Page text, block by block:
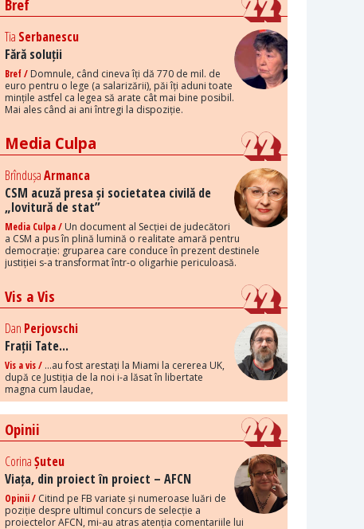
Bref
Tia Serbanescu
Fără soluții
Bref / Domnule, când cineva îți dă 770 de mil. de
euro pentru o lege (a salarizării), păi îți aduni toate
mințile astfel ca legea să arate cât mai bine posibil.
Mai ales când ai ani întregi la dispoziție.
Media Culpa
BrîndușaArmanca
CSM acuză presa și societatea civilă de
„lovitură de stat”
Media Culpa / Un document al Secției de judecători
a CSM a pus în plină lumină o realitate amară pentru
democrație: gruparea care conduce în prezent destinele
justiției s-a transformat într-o oligarhie periculoasă.
Vis a Vis
Dan Perjovschi
Frații Tate...
Vis a vis / ...au fost arestați la Miami la cererea UK,
după ce Justiția de la noi i-a lăsat în libertate
magna cum laudae,
Opinii
CorinaȘuteu
Viața, din proiect în proiect – AFCN
Opinii / Citind pe FB variate și numeroase luări de
poziție despre ultimul concurs de selecție a
proiectelor AFCN, mi-au atras atenția comentariile lui